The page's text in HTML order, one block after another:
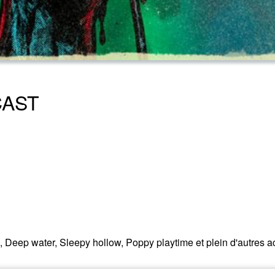
water, Sleepy hollow, Poppy playtime et plein d'autres